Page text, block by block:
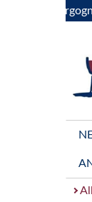
la